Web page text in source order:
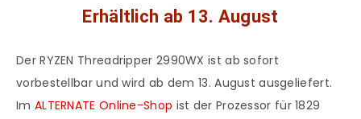
Erhältlich ab 13. August
Der RYZEN Threadripper 2990WX ist ab sofort
vorbestellbar und wird ab dem 13. August ausgeliefert.
Im ALTERNATE Online-Shop ist der Prozessor für 1829